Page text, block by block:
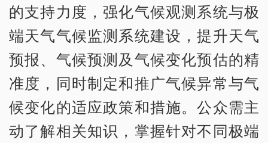
的支持力度，强化气候观测系统与极
端天气气候监测系统建设，提升天气
预报、气候预测及气候变化预估的精
准度，同时制定和推广气候异常与气
候变化的适应政策和措施。公众需主
动了解相关知识，掌握针对不同极端